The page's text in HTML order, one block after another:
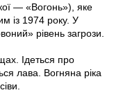
— «Вогонь»), яке
із 1974 року. У
рівень загрози.
Ідеться про
лава. Вогняна ріка